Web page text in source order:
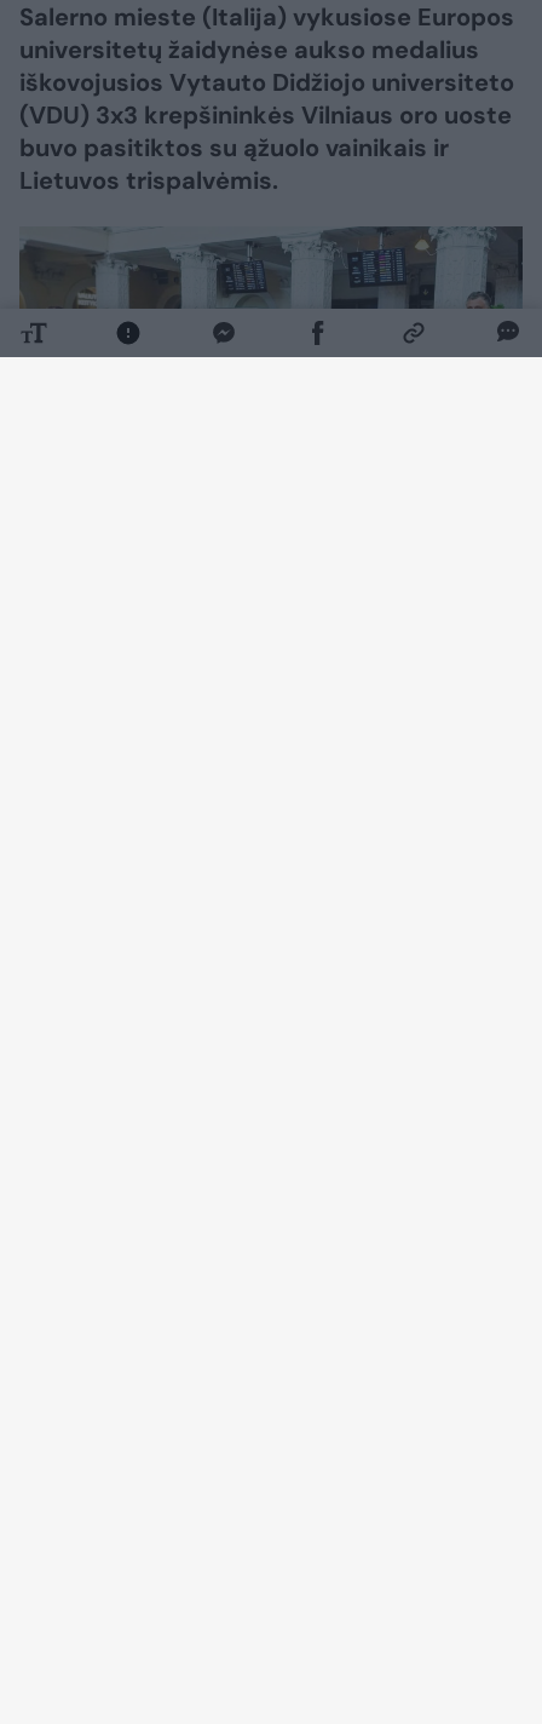
Salerno mieste (Italija) vykusiose Europos
universitetų žaidynėse aukso medalius
iškovojusios Vytauto Didžiojo universiteto
(VDU) 3x3 krepšininkės Vilniaus oro uoste
buvo pasitiktos su ąžuolo vainikais ir
Lietuvos trispalvėmis.